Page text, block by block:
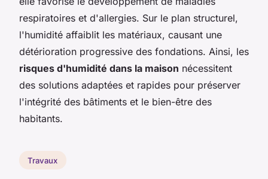
respiratoires et d'allergies. Sur le plan structurel,
l'humidité affaiblit les matériaux, causant une
détérioration progressive des fondations. Ainsi, les
risques d'humidité dans la maison nécessitent
des solutions adaptées et rapides pour préserver
l'intégrité des bâtiments et le bien-être des
habitants.
Travaux